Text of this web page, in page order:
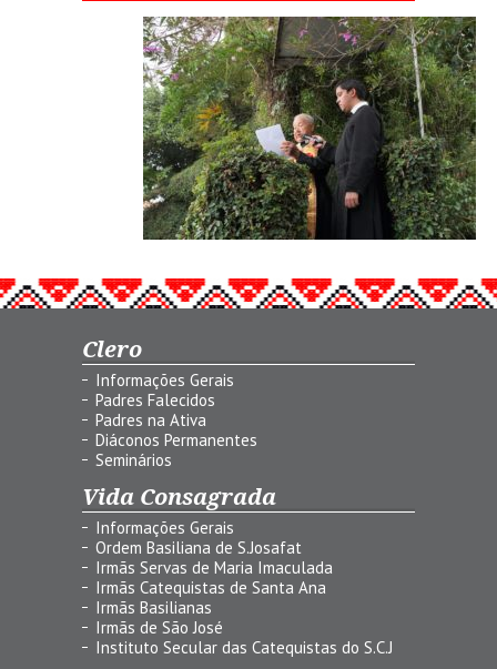
Clero
Informações Gerais
Padres Falecidos
Padres na Ativa
Diáconos Permanentes
Seminários
Vida Consagrada
Informações Gerais
Ordem Basiliana de S.Josafat
Irmãs Servas de Maria Imaculada
Irmãs Catequistas de Santa Ana
Irmãs Basilianas
Irmãs de São José
Instituto Secular das Catequistas do S.C.J